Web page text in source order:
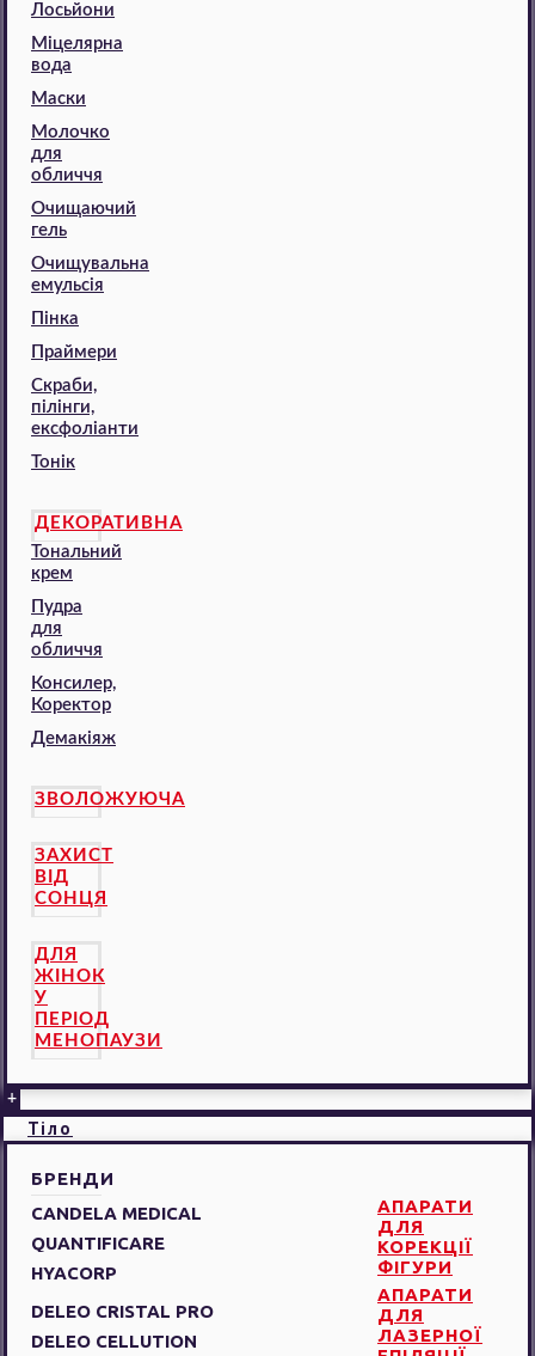
Лосьйони
Міцелярна
вода
Маски
Молочко
для
обличчя
Очищаючий
гель
Очищувальна
емульсія
Пінка
Праймери
Скраби,
пілінги,
ексфоліанти
Тонік
ДЕКОРАТИВНА
Тональний
крем
Пудра
для
обличчя
Консилер,
Коректор
Демакіяж
ЗВОЛОЖУЮЧА
ЗАХИСТ
ВІД
СОНЦЯ
ДЛЯ
ЖІНОК
У
ПЕРІОД
МЕНОПАУЗИ
+
Тіло
БРЕНДИ
CANDELA MEDICAL
QUANTIFICARE
HYACORP
АПАРАТИ
ДЛЯ
КОРЕКЦІЇ
ФІГУРИ
DELEO CRISTAL PRO
DELEO CELLUTION
АПАРАТИ
ДЛЯ
ЛАЗЕРНОЇ